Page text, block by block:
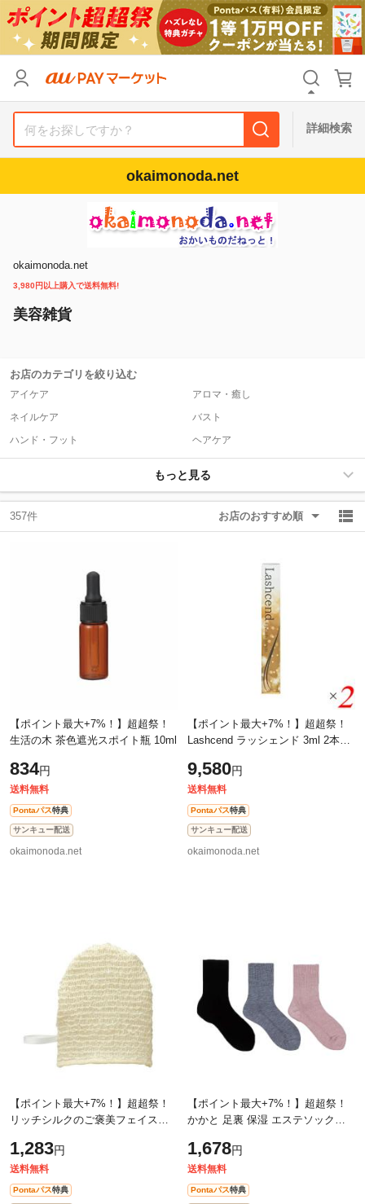
詳細検索
okaimonoda.net
okaimonoda.net
3,980円以上購入で送料無料!
美容雑貨
お店のカテゴリを絞り込む
アイケア
アロマ・癒し
ネイルケア
バスト
ハンド・フット
ヘアケア
もっと見る
357件 お店のおすすめ順
【ポイント最大+7%！】超超祭！
生活の木 茶色遮光スポイト瓶 10ml
834円
送料無料
Pontaパス特典
サンキュー配送
okaimonoda.net
【ポイント最大+7%！】超超祭！
Lashcend ラッシェンド 3ml 2本セ
ラ
9,580円
送料無料
Pontaパス特典
サンキュー配送
okaimonoda.net
【ポイント最大+7%！】超超祭！
リッチシルクのご褒美フェイスミ
シン配合 保湿成分 角質ケア 泡立
ち良好
1,283円
送料無料
Pontaパス特典
【ポイント最大+7%！】超超祭！
かかと 足裏 保湿 エステソックス
料
1,678円
送料無料
Pontaパス特典
支払い方法
タイムセール
Pontaパス特典対象すべて
リセット
支払い方法
タイムセール
Pontaパス特典対象すべて